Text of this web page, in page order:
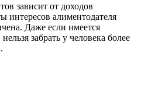
зависит от доходов
интересов алиментодателя
Даже если имеется
забрать у человека более